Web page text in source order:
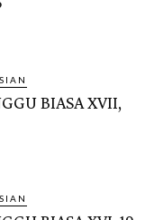
BIASA XVII,